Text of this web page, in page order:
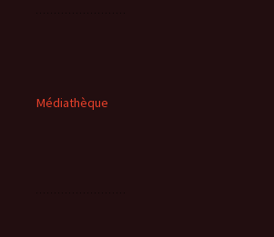
Médiathèque